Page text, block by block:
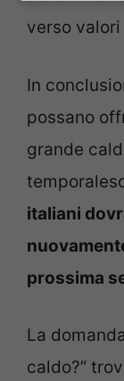
verso
In
possano
grande
italiani
prossima
La
caldo?”